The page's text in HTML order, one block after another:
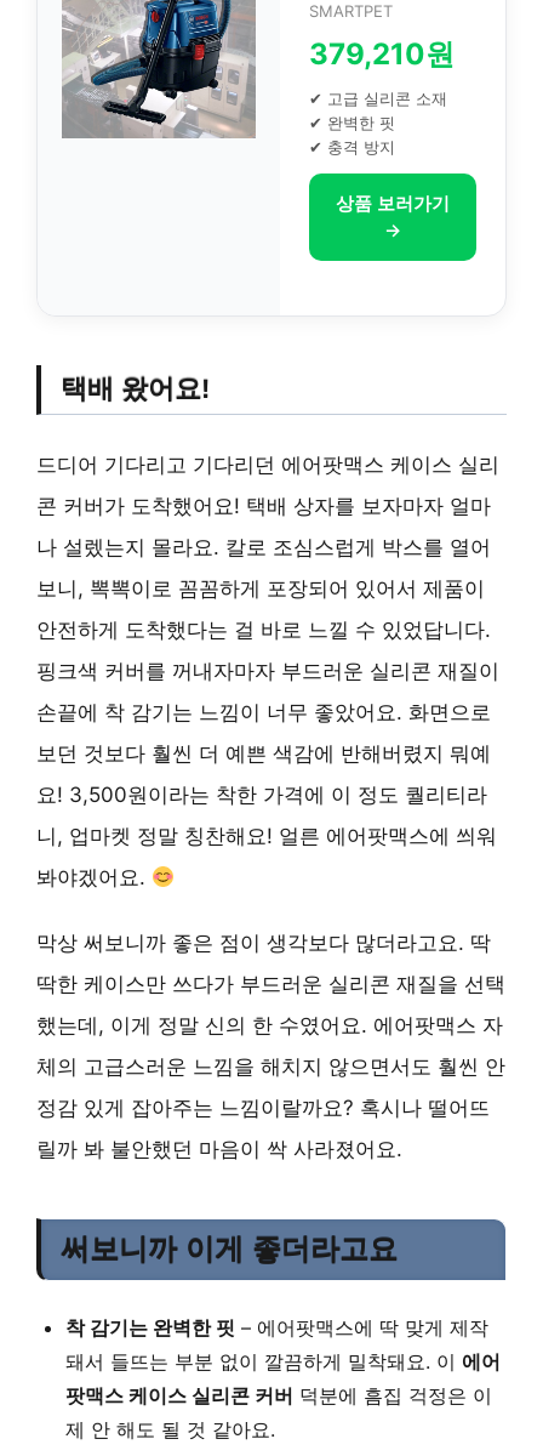
SMARTPET
379,210원
✔ 고급 실리콘 소재
✔ 완벽한 핏
✔ 충격 방지
상품 보러가기
→
택배 왔어요!
드디어 기다리고 기다리던 에어팟맥스 케이스 실리
콘 커버가 도착했어요! 택배 상자를 보자마자 얼마
나 설렜는지 몰라요. 칼로 조심스럽게 박스를 열어
보니, 뽁뽁이로 꼼꼼하게 포장되어 있어서 제품이
안전하게 도착했다는 걸 바로 느낄 수 있었답니다.
핑크색 커버를 꺼내자마자 부드러운 실리콘 재질이
손끝에 착 감기는 느낌이 너무 좋았어요. 화면으로
보던 것보다 훨씬 더 예쁜 색감에 반해버렸지 뭐예
요! 3,500원이라는 착한 가격에 이 정도 퀄리티라
니, 업마켓 정말 칭찬해요! 얼른 에어팟맥스에 씌워
봐야겠어요.
막상 써보니까 좋은 점이 생각보다 많더라고요. 딱
딱한 케이스만 쓰다가 부드러운 실리콘 재질을 선택
했는데, 이게 정말 신의 한 수였어요. 에어팟맥스 자
체의 고급스러운 느낌을 해치지 않으면서도 훨씬 안
정감 있게 잡아주는 느낌이랄까요? 혹시나 떨어뜨
릴까 봐 불안했던 마음이 싹 사라졌어요.
써보니까 이게 좋더라고요
착 감기는 완벽한 핏 – 에어팟맥스에 딱 맞게 제작
돼서 들뜨는 부분 없이 깔끔하게 밀착돼요. 이 에어
팟맥스 케이스 실리콘 커버 덕분에 흠집 걱정은 이
제 안 해도 될 것 같아요.